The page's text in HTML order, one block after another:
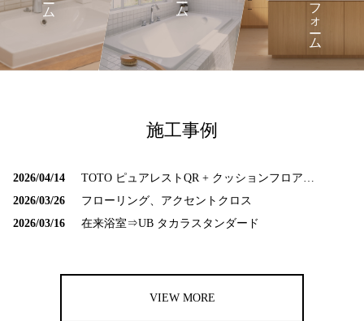
施工事例
2026/04/14
2026/03/26
フローリング、アクセントクロス
2026/03/16
在来浴室⇒UB タカラスタンダード
VIEW MORE